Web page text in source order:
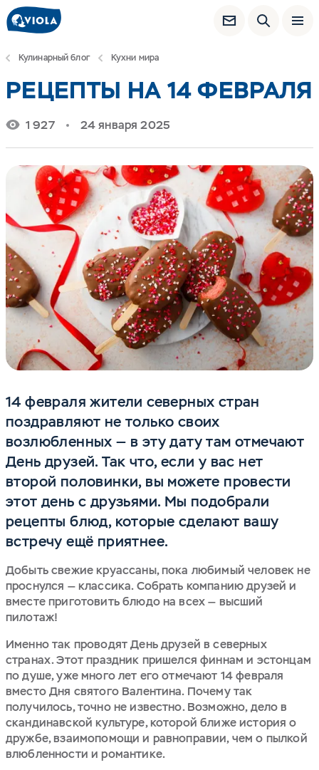
Кулинарный блог Кухни мира
РЕЦЕПТЫ НА 14 ФЕВРАЛЯ
1 927 24 января 2025
14 февраля жители северных стран
поздравляют не только своих
возлюбленных — в эту дату там отмечают
День друзей. Так что, если у вас нет
второй половинки, вы можете провести
этот день с друзьями. Мы подобрали
рецепты блюд, которые сделают вашу
встречу ещё приятнее.
Добыть свежие круассаны, пока любимый человек не
проснулся — классика. Собрать компанию друзей и
вместе приготовить блюдо на всех — высший
пилотаж!
Именно так проводят День друзей в северных
странах. Этот праздник пришелся финнам и эстонцам
по душе, уже много лет его отмечают 14 февраля
вместо Дня святого Валентина. Почему так
получилось, точно не известно. Возможно, дело в
скандинавской культуре, которой ближе история о
дружбе, взаимопомощи и равноправии, чем о пылкой
влюбленности и романтике.